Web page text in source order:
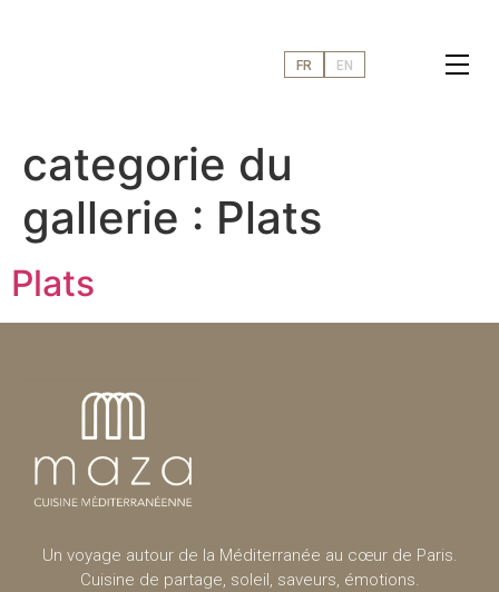
FR EN
categorie du
gallerie : Plats
Plats
Un voyage autour de la Méditerranée au cœur de Paris.
Cuisine de partage, soleil, saveurs, émotions.